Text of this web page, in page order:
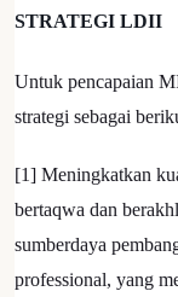
STRATEGI LDII
Untuk pencapaian
strategi sebagai
[1] Meningkatkan
bertaqwa dan
sumberdaya
professional, yang